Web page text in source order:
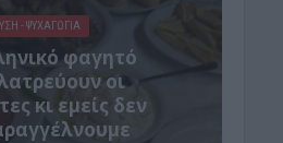
- ΨΥΧΑΓΩΓΊΑ
φαγητό
οι
κι εμείς δεν